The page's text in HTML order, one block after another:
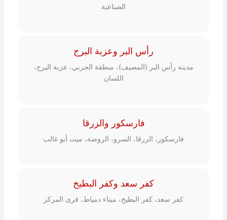
الصناعية
رأس البر وعزبة البرج
مدينة رأس البر (المصيف)، منطقة الجربي، عزبة البرج،
اللسان
فارسكور والزرقا
فارسكور، الزرقا، السرو، الروضة، ميت أبو غالب
كفر سعد وكفر البطيخ
كفر سعد، كفر البطيخ، ميناء دمياط، قرى المركز